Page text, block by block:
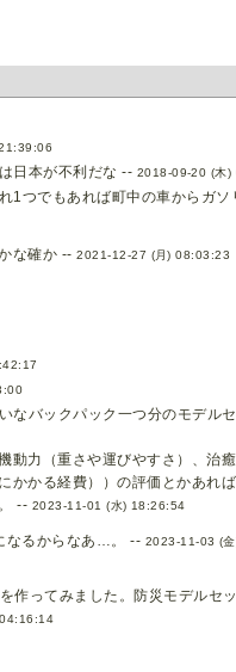
日本が不利だな -- 2018-09-20 (木)
1つでもあれば町中の車からガソ
な確か --2021-12-27 (月) 08:03:23
なバックパック一つ分のモデル
動力（重さや運びやすさ）、治
かかる経費））の評価とかあれ
-- 2023-11-01 (水) 18:26:54
なるからなあ…。 -- 2023-11-03 (
作ってみました。防災モデルセ